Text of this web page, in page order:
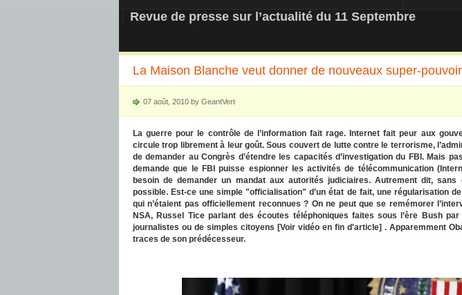
REOPEN911 – NEWS
Revue de presse sur l’actualité du 11 Septembre
La Maison Blanche veut donner de nouveaux super-
07 août, 2010 by GeantVert
La guerre pour le contrôle de l’information fait rage. Internet fait peur aux
circule trop librement à leur goût. Sous couvert de lutte contre le terrorisme,
de demander au Congrès d’étendre les capacités d’investigation du FBI. Mais
demande que le FBI puisse espionner les activités de télécommunication
besoin de demander un mandat aux autorités judiciaires. Autrement dit, sans
possible. Est-ce une simple "officialisation" d’un état de fait, une régularisation
qui n’étaient pas officiellement reconnues ? On ne peut que se remémorer
NSA, Russel Tice parlant des écoutes téléphoniques faites sous l’ère Bush par
journalistes ou de simples citoyens [Voir vidéo en fin d'article] . Apparemment
traces de son prédécesseur.